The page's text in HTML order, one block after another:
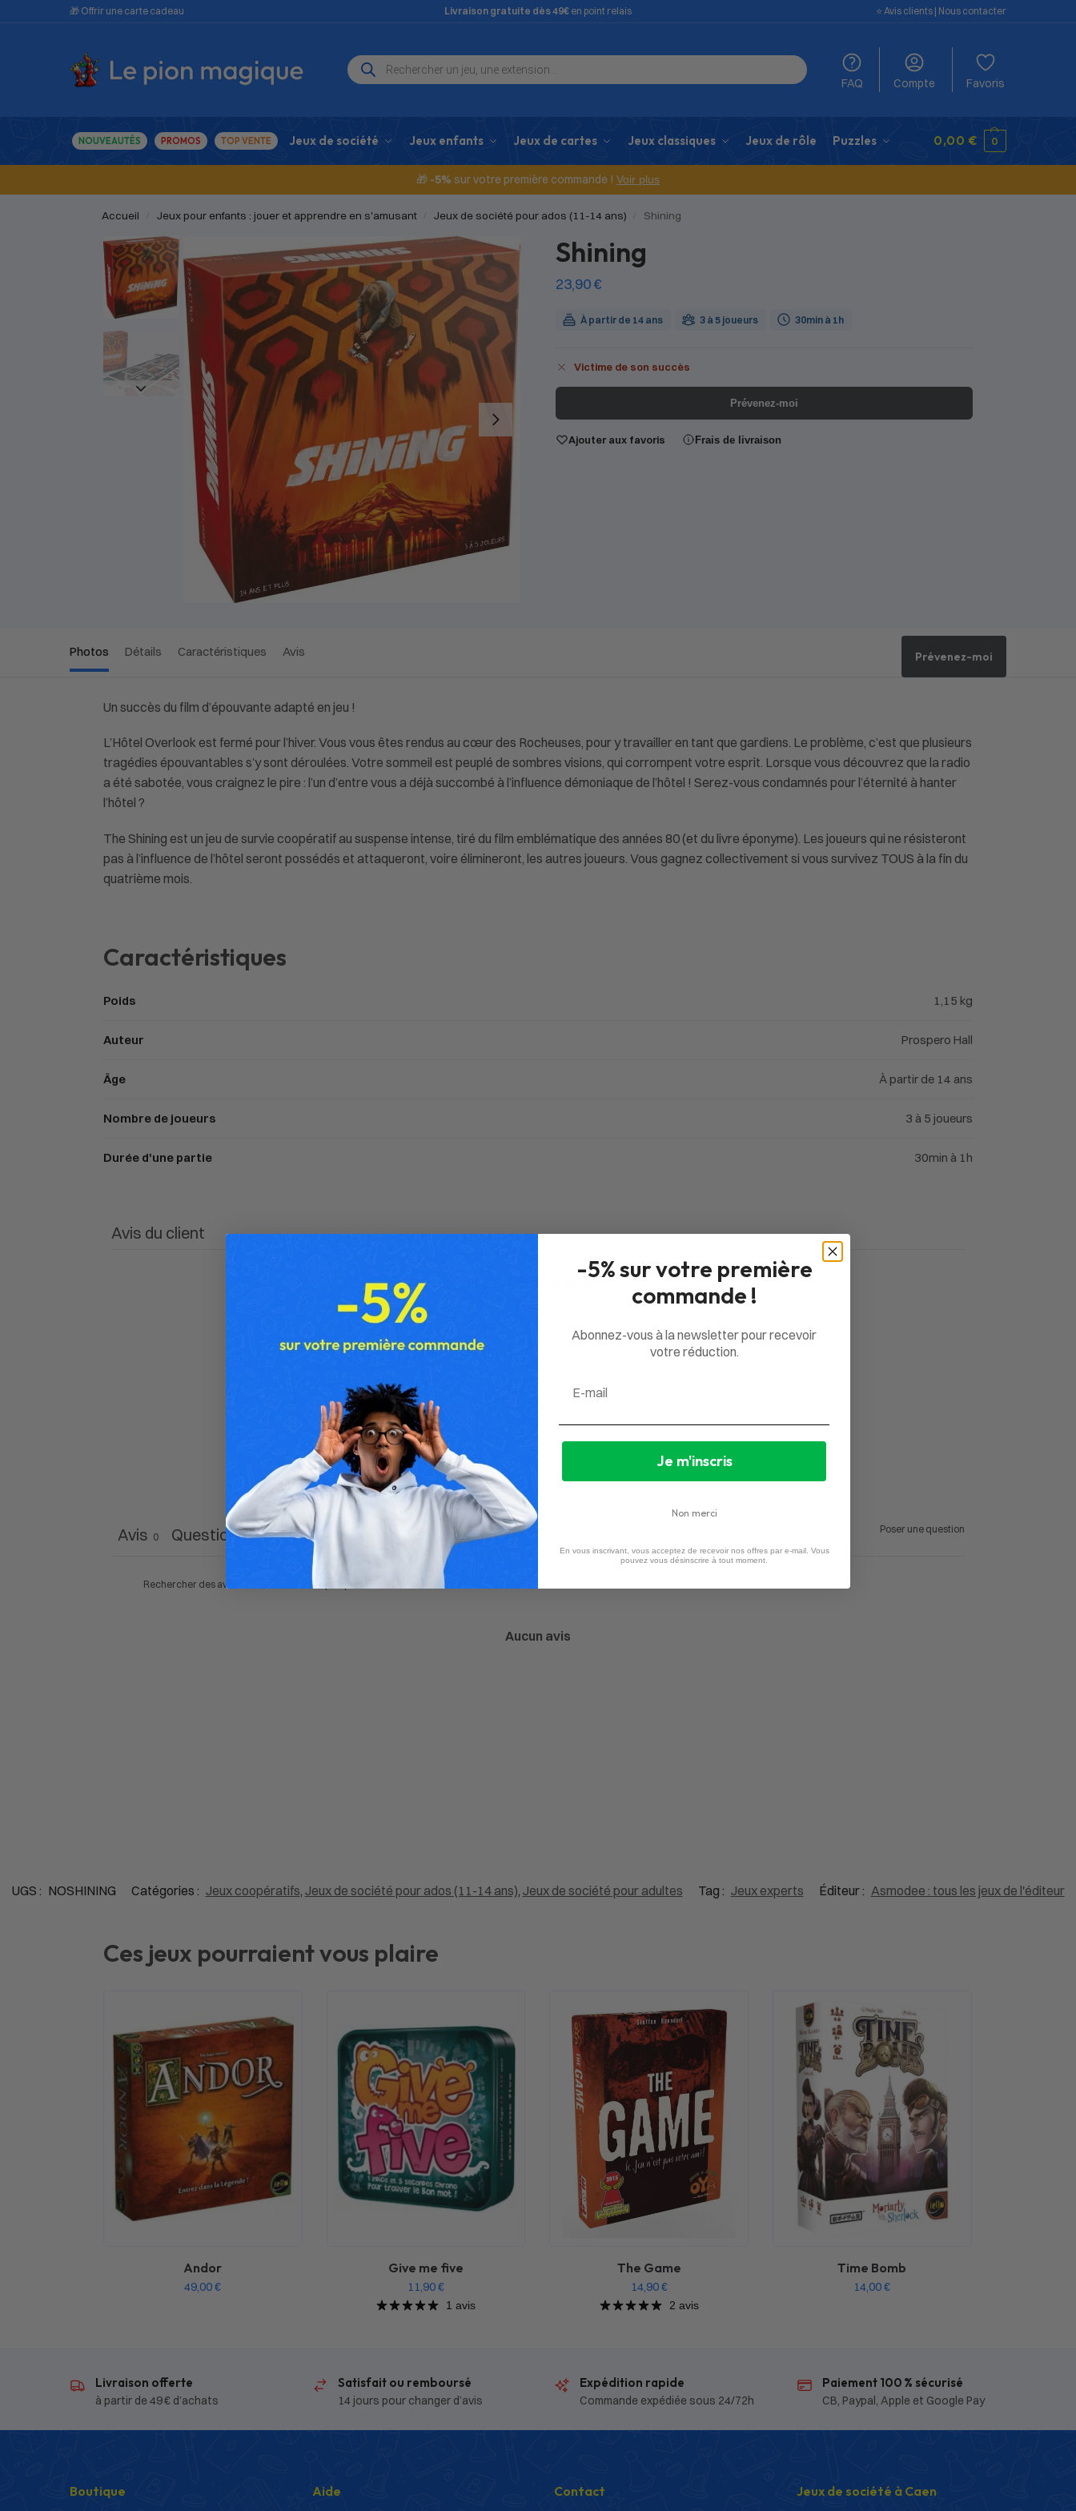
🎁 Offrir une carte cadeau Livraison gratuite dès 49€ en point relais ⭐️ Avis clients | Nous contacter
FAQ Compte Favoris
NOUVEAUTÉS PROMOS TOP VENTE Jeux de société Jeux enfants Jeux de cartes Jeux classiques Jeux de rôle Puzzles 0,00 € 0
🎁 -5% sur votre première commande ! Voir plus
Accueil Jeux pour enfants : jouer et apprendre en s'amusant Jeux de société pour ados (11-14 ans) Shining
Shining
23,90€
À partir de 14 ans 3 à 5 joueurs 30min à 1h
Victime de son succès
Prévenez-moi
Ajouter aux favoris Frais de livraison
Photos Détails Caractéristiques Avis Prévenez-moi
Un succès du film d’épouvante adapté en jeu !
L’Hôtel Overlook est fermé pour l’hiver. Vous vous êtes rendus au cœur des Rocheuses, pour y travailler en tant que gardiens. Le problème, c’est que plusieurs
tragédies épouvantables s’y sont déroulées. Votre sommeil est peuplé de sombres visions, qui corrompent votre esprit. Lorsque vous découvrez que la radio
a été sabotée, vous craignez le pire : l’un d’entre vous a déjà succombé à l’influence démoniaque de l’hôtel ! Serez-vous condamnés pour l’éternité à hanter
l’hôtel ?
The Shining est un jeu de survie coopératif au suspense intense, tiré du film emblématique des années 80 (et du livre éponyme). Les joueurs qui ne résisteront
pas à l’influence de l’hôtel seront possédés et attaqueront, voire élimineront, les autres joueurs. Vous gagnez collectivement si vous survivez TOUS à la fin du
quatrième mois.
Caractéristiques
Poids 1,15 kg
Auteur Prospero Hall
Âge À partir de 14 ans
Nombre de joueurs 3 à 5 joueurs
Durée d'une partie 30min à 1h
Avis du client
5
%
3
2
0%
1
Poser une question
Avis 0 Questions 0
Aucun avis
UGS : NOSHINING Catégories : Jeux coopératifs, Jeux de société pour ados (11-14 ans), Jeux de société pour adultes Tag : Jeux experts Éditeur : Asmodee : tous les jeux de l'éditeur
Ces jeux pourraient vous plaire
Andor
49,00€
Give me five
11,90€
1 avis
The Game
14,90€
2 avis
Time Bomb
14,00€
Livraison offerte
à partir de 49 € d’achats
Satisfait ou remboursé
14 jours pour changer d’avis
Expédition rapide
Commande expédiée sous 24/72h
Paiement 100 % sécurisé
CB, Paypal, Apple et Google Pay
Boutique Aide Contact Jeux de société à Caen
-5% sur votre première
commande !
Abonnez-vous à la newsletter pour recevoir
votre réduction.
Je m'inscris
Non merci
En vous inscrivant, vous acceptez de recevoir nos offres par e-mail. Vous
pouvez vous désinscrire à tout moment.